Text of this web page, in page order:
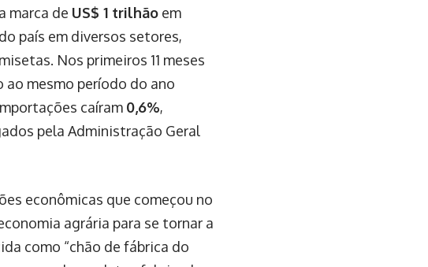
marca de US$ 1 trilhão em
país em diversos setores,
Nos primeiros 11 meses
ao mesmo período do ano
caíram 0,6%,
pela Administração Geral
econômicas que começou no
agrária para se tornar a
como “chão de fábrica do